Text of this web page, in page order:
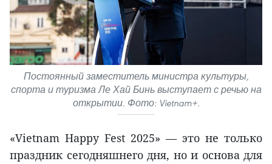
Постоянный заместитель министра культуры,
спорта и туризма Ле Хай Бинь выступает с речью на
открытии. Фото: Vietnam+.
«Vietnam Happy Fest 2025» — это не только
праздник сегодняшнего дня, но и основа для